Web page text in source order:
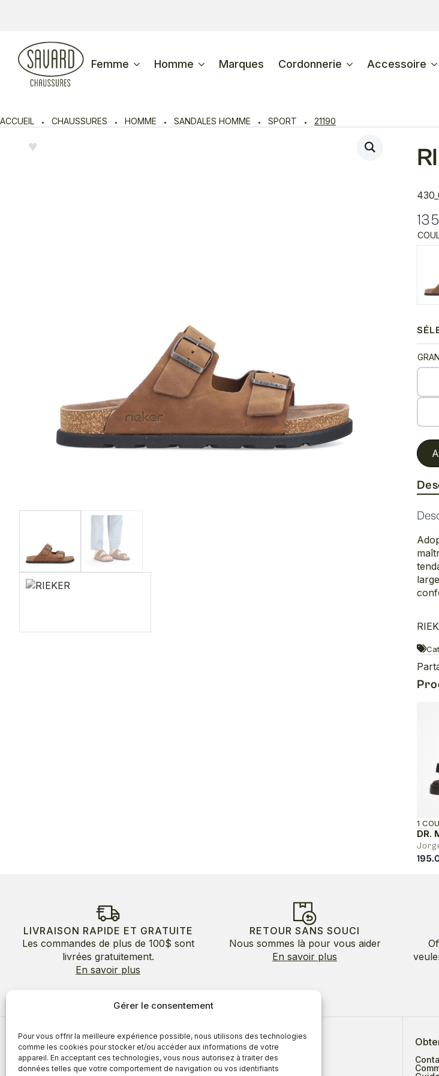
Gérer le consentement
Pour vous offrir la meilleure expérience possible, nous utilisons des technologies
comme les cookies pour stocker et/ou accéder aux informations de votre
appareil. En acceptant ces technologies, vous nous autorisez à traiter des
données telles que votre comportement de navigation ou vos identifiants
Femme Homme Marques Cordonnerie Accessoire
ACCUEIL CHAUSSURES HOMME SANDALES HOMME SPORT 21190
♥︎
DR.
1
LIVRAISON RAPIDE ET GRATUITE
Les commandes de plus de 100$ sont
livrées gratuitement.
En savoir plus
RETOUR SANS SOUCI
Nous sommes là pour vous aider
En savoir plus
À propos de nous
À propos
Avantages